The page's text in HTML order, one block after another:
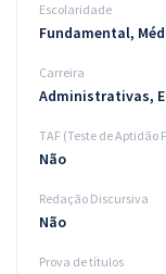
Escolaridade
Fundamental,
Carreira
Administrativas,
TAF (Teste de Aptidão
Não
Redação Discursiva
Não
Prova de títulos